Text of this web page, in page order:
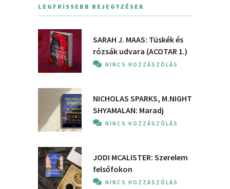
LEGFRISSEBB BEJEGYZÉSEK
SARAH J. MAAS: Tüskék és
rózsák udvara (ACOTAR 1.)
NINCS HOZZÁSZÓLÁS
NICHOLAS SPARKS, M.NIGHT
SHYAMALAN: Maradj
NINCS HOZZÁSZÓLÁS
JODI MCALISTER: Szerelem
felsőfokon
NINCS HOZZÁSZÓLÁS